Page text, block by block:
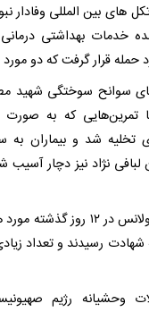
های بین المللی وفادار
خدمات بهداشتی
سوانح سوختگی شهید
تمرین‌هایی که به
تخلیه شد و بیماران به
نژاد نیز دچار آسیب
وی افزود: بالغ بر ۱۰
به شهادت رسیدند و تعداد
وحشیانه رژیم